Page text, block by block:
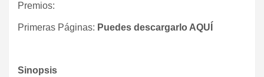
Premios:
Primeras Páginas: Puedes descargarlo AQUÍ
Sinopsis